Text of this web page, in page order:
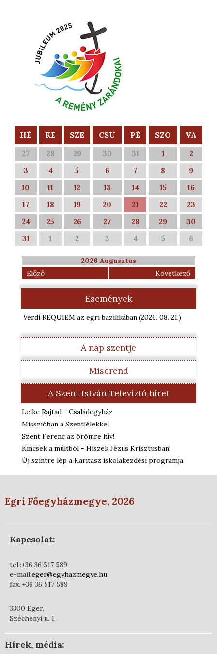
HÉ KE SZE CSÜ PÉ SZO VA
27 28 29 30 31 1
2
3
4 5 6 7 8
9
10
11 12 13 14 15
16
17
18 19 20 21 22
23
24
25 26 27 28 29
30
31
1 2 3 4 5 6
2026 Augusztus
Előző
Következő
Események
Verdi REQUIEM az egri bazilikában (2026. 08. 21.)
A nap szentje
Miserend
A Szent István Televízió hírei
Lelke Rajtad - Családegyház
Misszióban a Szentlélekkel
Szent Ferenc az örömre hív!
Kincsek a múltból - Hiszek Jézus Krisztusban!
Új szintre lép a Karitasz iskolakezdési programja
Egri Főegyházmegye, 2026
Kapcsolat:
tel.:+36 36 517 589
e-mail:eger@egyhazmegye.hu
fax.:+36 36 517 589
3300 Eger,
Széchenyi u. 1.
Hírek, média: